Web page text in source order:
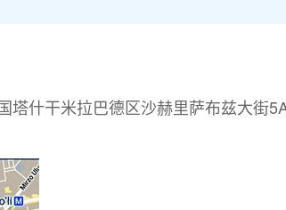
塔什干米拉巴德区沙赫里萨布兹大街